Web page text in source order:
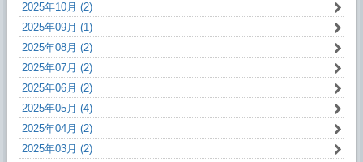
2025年10月 (2)
2025年09月 (1)
2025年08月 (2)
2025年07月 (2)
2025年06月 (2)
2025年05月 (4)
2025年04月 (2)
2025年03月 (2)